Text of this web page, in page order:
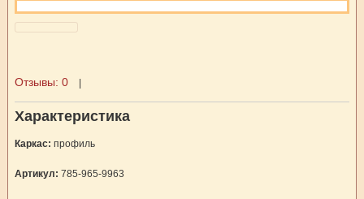
Отзывы: 0
Характеристика
Каркас: профиль
Артикул: 785-965-9963